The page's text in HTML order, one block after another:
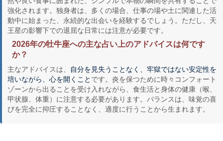
強化されます。独身者は、多くの場合、仕事の場や土に関連した活
動中に始まった、永続的な出会いを経験するでしょう。ただし、天
王星の影響下での退屈な日常には注意が必要です。
2026年の牡牛座への主な占い上のアドバイスは何です
か？
主なアドバイスは、
自分を見失うことなく、牢獄ではない安定性を
培いながら、心を開くこと です。炎を保つために時々コンフォート
ゾーンから出ることを受け入れながら、食生活と身体の健康（喉、
甲状腺、体重）に注意する必要があります。バランスは、味覚の喜
びを完全に抑圧することなく、適度に行うことから生まれます。